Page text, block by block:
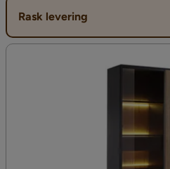
Rask levering